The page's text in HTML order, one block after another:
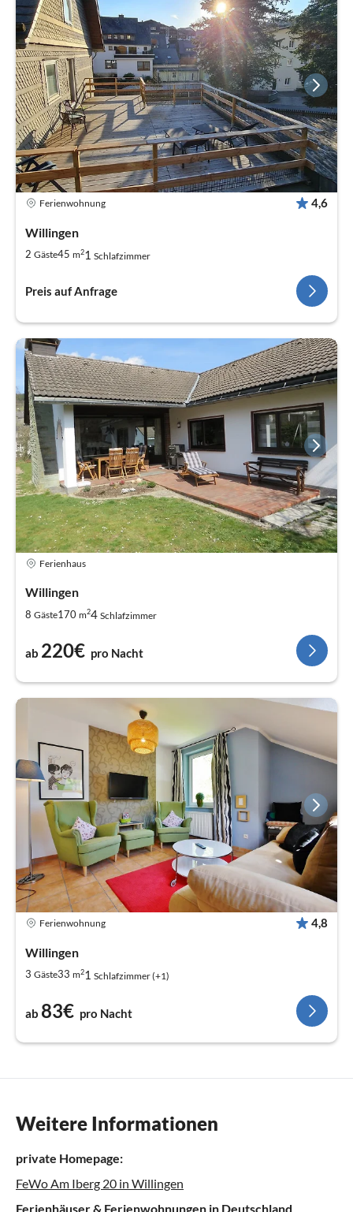
Ferienwohnung 4,6
Willingen
2 Gäste45 m21 Schlafzimmer
Preis auf Anfrage
Ferienhaus
Willingen
8 Gäste170 m24 Schlafzimmer
ab 220€ pro Nacht
Ferienwohnung 4,8
Willingen
3 Gäste33 m21 Schlafzimmer (+1)
ab 83€ pro Nacht
Weitere Informationen
private Homepage:
FeWo Am Iberg 20 in Willingen
Ferienhäuser & Ferienwohnungen in Deutschland